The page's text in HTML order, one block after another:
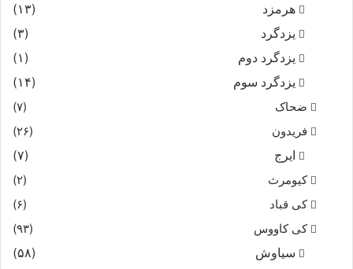
هرمزد
(۱۳)
یزدگرد
(۳)
یزدگرد دوم
(۱)
یزدگرد سوم
(۱۴)
ضحاک
(۷)
فریدون
(۲۶)
ایرج
(۷)
کیومرث
(۲)
کی قباد
(۶)
کی کاووس
(۹۳)
سیاوش
(۵۸)